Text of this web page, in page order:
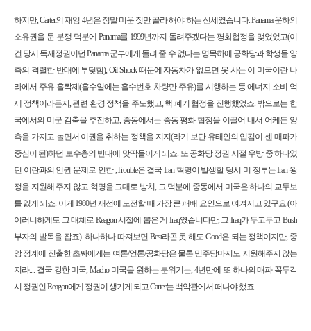
하지만, Carter의 재임 4년은 정말 미운 짓만 골라 해야 하는 신세였습니다. Panama 운하의
소유권을 둔 분쟁 덕분에 Panama를 1999년까지 돌려주겠다는 평화협정을 맺었었고(이
건 당시 독재정권이던 Panama 군부에게 돌려 줄 수 없다는 명목하에 공화당과 학생들 양
측의 격렬한 반대에 부딪힘), Oil Shock 때문에 자동차가 없으면 못 사는 이 미국이란 나
라에서 주유 홀짝제(홀수일에는 홀수번호 차량만 주유)를 시행하는 등 에너지 소비 억
제 정책이라든지, 관련 환경 정책을 주도했고, 핵 폐기 협정을 진행했었죠. 밖으로는 한
국에서의 미군 감축을 추진하고, 중동에서는 중동 평화 협정을 이끌어 내서 어케든 양
측을 가지고 놀면서 이권을 취하는 정책을 지지(라기 보단 유태인의 입김이 센 매파가
중심이 된)하던 보수층의 반대에 맞딱들이게 되죠. 또 공화당 정권 시절 우방 중 하나였
던 이란과의 인권 문제로 인한 ,Trouble은 결국 Iran 혁명이 발생할 당시 미 정부는 Iran 왕
정을 지원해 주지 않고 혁명을 그대로 방치, 그 덕분에 중동에서 미국은 하나의 교두보
를 잃게 되죠. 이게 1980년 재선에 도전할 때 가장 큰 패배 요인으로 여겨지고 있구요.(아
이러니하게도 그 대체로 Reagon 시절에 뽑은 게 Iraq였습니다만, 그 Iraq가 두고두고 Bush
부자의 발목을 잡죠) 하나하나 따져보면 Best라곤 못 해도 Good은 되는 정책이지만, 중
앙 정계에 진출한 초짜에게는 여론/언론/공화당은 물론 민주당마저도 지원해주지 않는
지라.... 결국 강한 미국, Macho 미국을 원하는 분위기는, 4년만에 또 하나의 매파 꼭두각
시 정권인 Reagon에게 정권이 생기게 되고 Carter는 백악관에서 떠나야 했죠.